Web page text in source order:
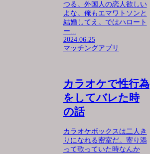
つる。外国人の恋人欲しい
よな。俺もエマワトソンと
結婚してえ。ではハロート
ー...
2024.06.25
マッチングアプリ
カラオケで性行為
をしてバレた時
の話
カラオケボックスは二人き
りになれる密室だ。寄り添
って歌っていた時なんか